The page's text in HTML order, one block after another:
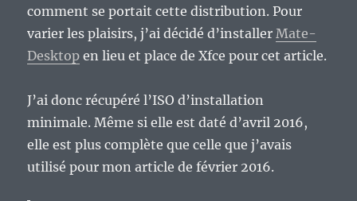
comment se portait cette distribution. Pour
varier les plaisirs, j’ai décidé d’installerMate-
Desktop en lieu et place de Xfce pour cet article.
J’ai donc récupéré l’ISO d’installation
minimale. Même si elle est daté d’avril 2016,
elle est plus complète que celle que j’avais
utilisé pour mon article de février 2016.